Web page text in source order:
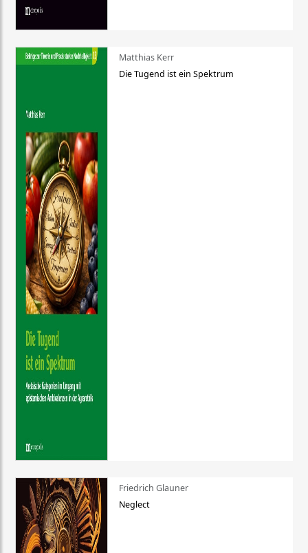
Matthias Kerr
Die Tugend ist ein Spektrum
Friedrich Glauner
Neglect